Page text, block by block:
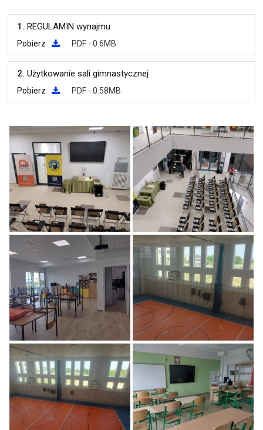
1. REGULAMIN wynajmu
Pobierz PDF - 0.6MB
2.Użytkowanie sali gimnastycznej
Pobierz PDF - 0.58MB